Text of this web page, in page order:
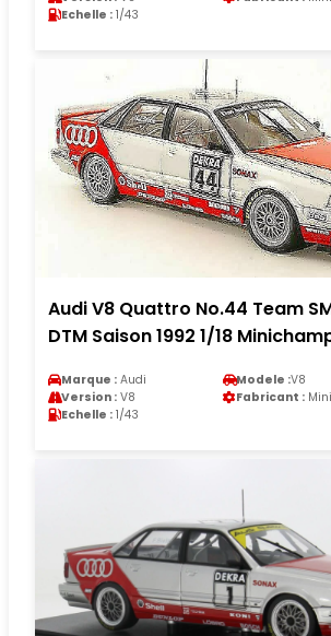
Echelle : 1/43
Audi V8 Quattro No.44 Team
DTM Saison 1992 1/18
Marque : Audi Modele :V8
Version : V8 Fabricant :
Echelle : 1/43